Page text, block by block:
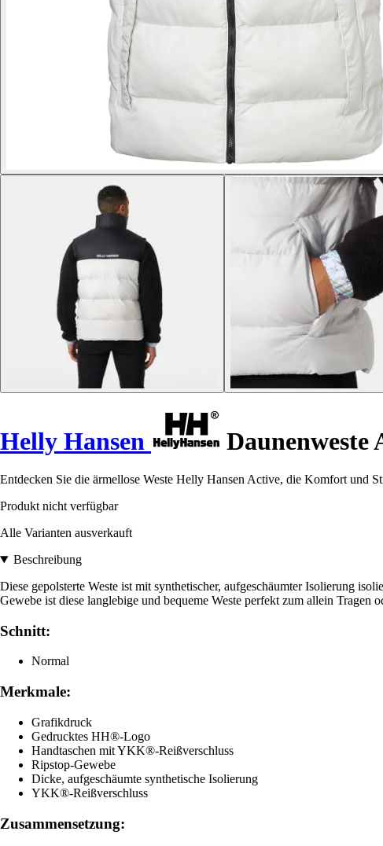
Helly Hansen Daunenweste
Entdecken Sie die ärmellose Weste Helly Hansen Active, die Komfort und
Produkt nicht verfügbar
Alle Varianten ausverkauft
Beschreibung
Diese gepolsterte Weste ist mit synthetischer, aufgeschäumter Isolierung
Gewebe ist diese langlebige und bequeme Weste perfekt zum allein Tragen
Schnitt:
Normal
Merkmale:
Grafikdruck
Gedrucktes HH®-Logo
Handtaschen mit YKK®-Reißverschluss
Ripstop-Gewebe
Dicke, aufgeschäumte synthetische Isolierung
YKK®-Reißverschluss
Zusammensetzung: